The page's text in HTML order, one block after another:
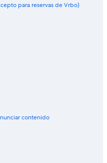
para reservas de Vrbo)
contenido